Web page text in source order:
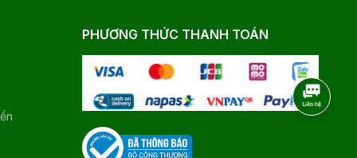
PHƯƠNG THỨC THANH TOÁN